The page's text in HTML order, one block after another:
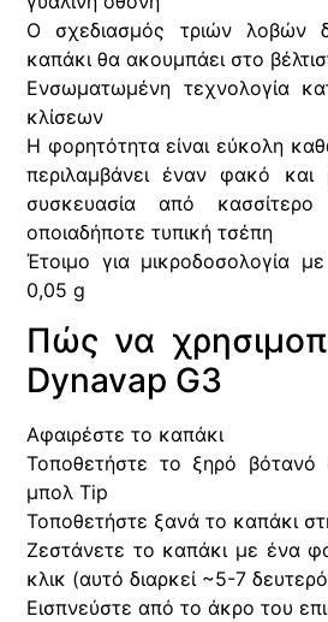
Ο σχεδιασμός τριών λοβών
καπάκι θα ακουμπάει στο
Ενσωματωμένη τεχνολογία
κλίσεων
Η φορητότητα είναι εύκολη
περιλαμβάνει έναν φακό και
συσκευασία από
οποιαδήποτε τυπική τσέπη
Έτοιμο για μικροδοσολογία
0,05 g
Πώς να
Dynavap G3
Αφαιρέστε το καπάκι
Τοποθετήστε το ξηρό
μπολ Tip
Τοποθετήστε ξανά το καπάκι
Ζεστάνετε το καπάκι με ένα
κλικ (αυτό διαρκεί ~5-7
Εισπνεύστε από το άκρο του